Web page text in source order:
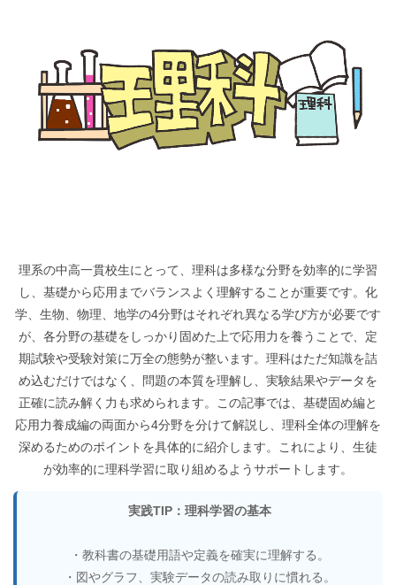
理系の中高一貫校生にとって、理科は多様な分野を効率的に学習
し、基礎から応用までバランスよく理解することが重要です。化
学、生物、物理、地学の4分野はそれぞれ異なる学び方が必要です
が、各分野の基礎をしっかり固めた上で応用力を養うことで、定
期試験や受験対策に万全の態勢が整います。理科はただ知識を詰
め込むだけではなく、問題の本質を理解し、実験結果やデータを
正確に読み解く力も求められます。この記事では、基礎固め編と
応用力養成編の両面から4分野を分けて解説し、理科全体の理解を
深めるためのポイントを具体的に紹介します。これにより、生徒
が効率的に理科学習に取り組めるようサポートします。
実践TIP：理科学習の基本
・教科書の基礎用語や定義を確実に理解する。
・図やグラフ、実験データの読み取りに慣れる。